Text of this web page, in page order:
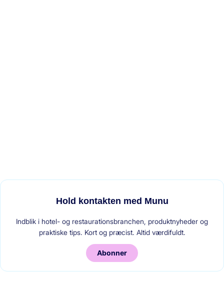
Hold kontakten med Munu
Indblik i hotel- og restaurationsbranchen, produktnyheder og
praktiske tips. Kort og præcist. Altid værdifuldt.
Abonner